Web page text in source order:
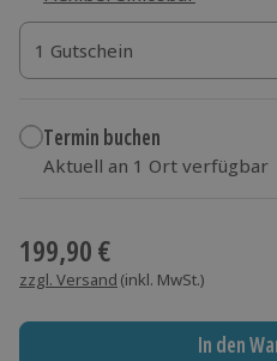
1 Gutschein
1 Gutschein
1 Gutschein
Termin buchen
Aktuell an 1 Ort verfügbar
199,90 €
zzgl. Versand (inkl. MwSt.)
In den